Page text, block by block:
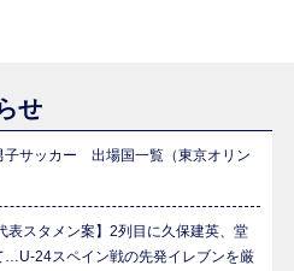
せ
サッカー 出場国一覧（東京オリン
表スタメン案】2列目に久保建英、堂
…U-24スペイン戦の先発イレブンを厳